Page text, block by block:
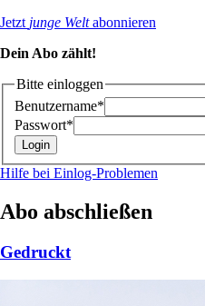
Jetzt junge Weltabonnieren
Dein Abo zählt!
Bitte einloggen
Benutzername*
Passwort*
Hilfe bei Einlog-Problemen
Abo abschließen
Gedruckt